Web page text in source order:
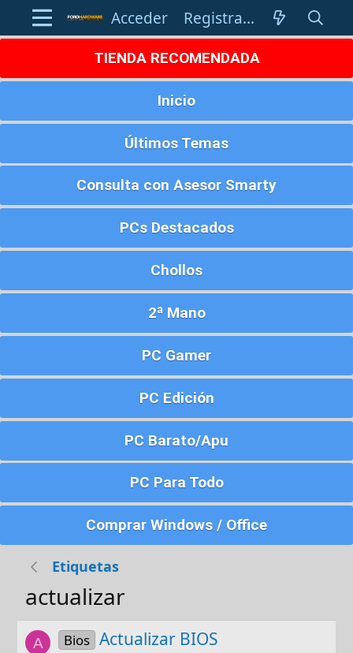
Acceder Registrarse
TIENDA RECOMENDADA
Inicio
Últimos Temas
Consulta con Asesor Smarty
PCs Destacados
Chollos
2ª Mano
PC Gamer
PC Edición
PC Barato/Apu
PC Para Todo
Comprar Windows / Office
Etiquetas
actualizar
A Bios Actualizar BIOS